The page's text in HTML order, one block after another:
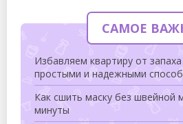
САМОЕ
Избавляем квартиру от
простыми и надежными
Как сшить маску без швейной
минуты